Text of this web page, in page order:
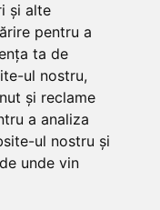
și alte
pentru a
ta de
ul nostru,
și reclame
a analiza
ul nostru și
unde vin
TVA (Codul